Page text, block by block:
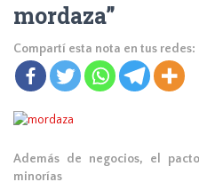
mordaza”
Compartí esta nota en tus redes:
Además de negocios, el
minorías